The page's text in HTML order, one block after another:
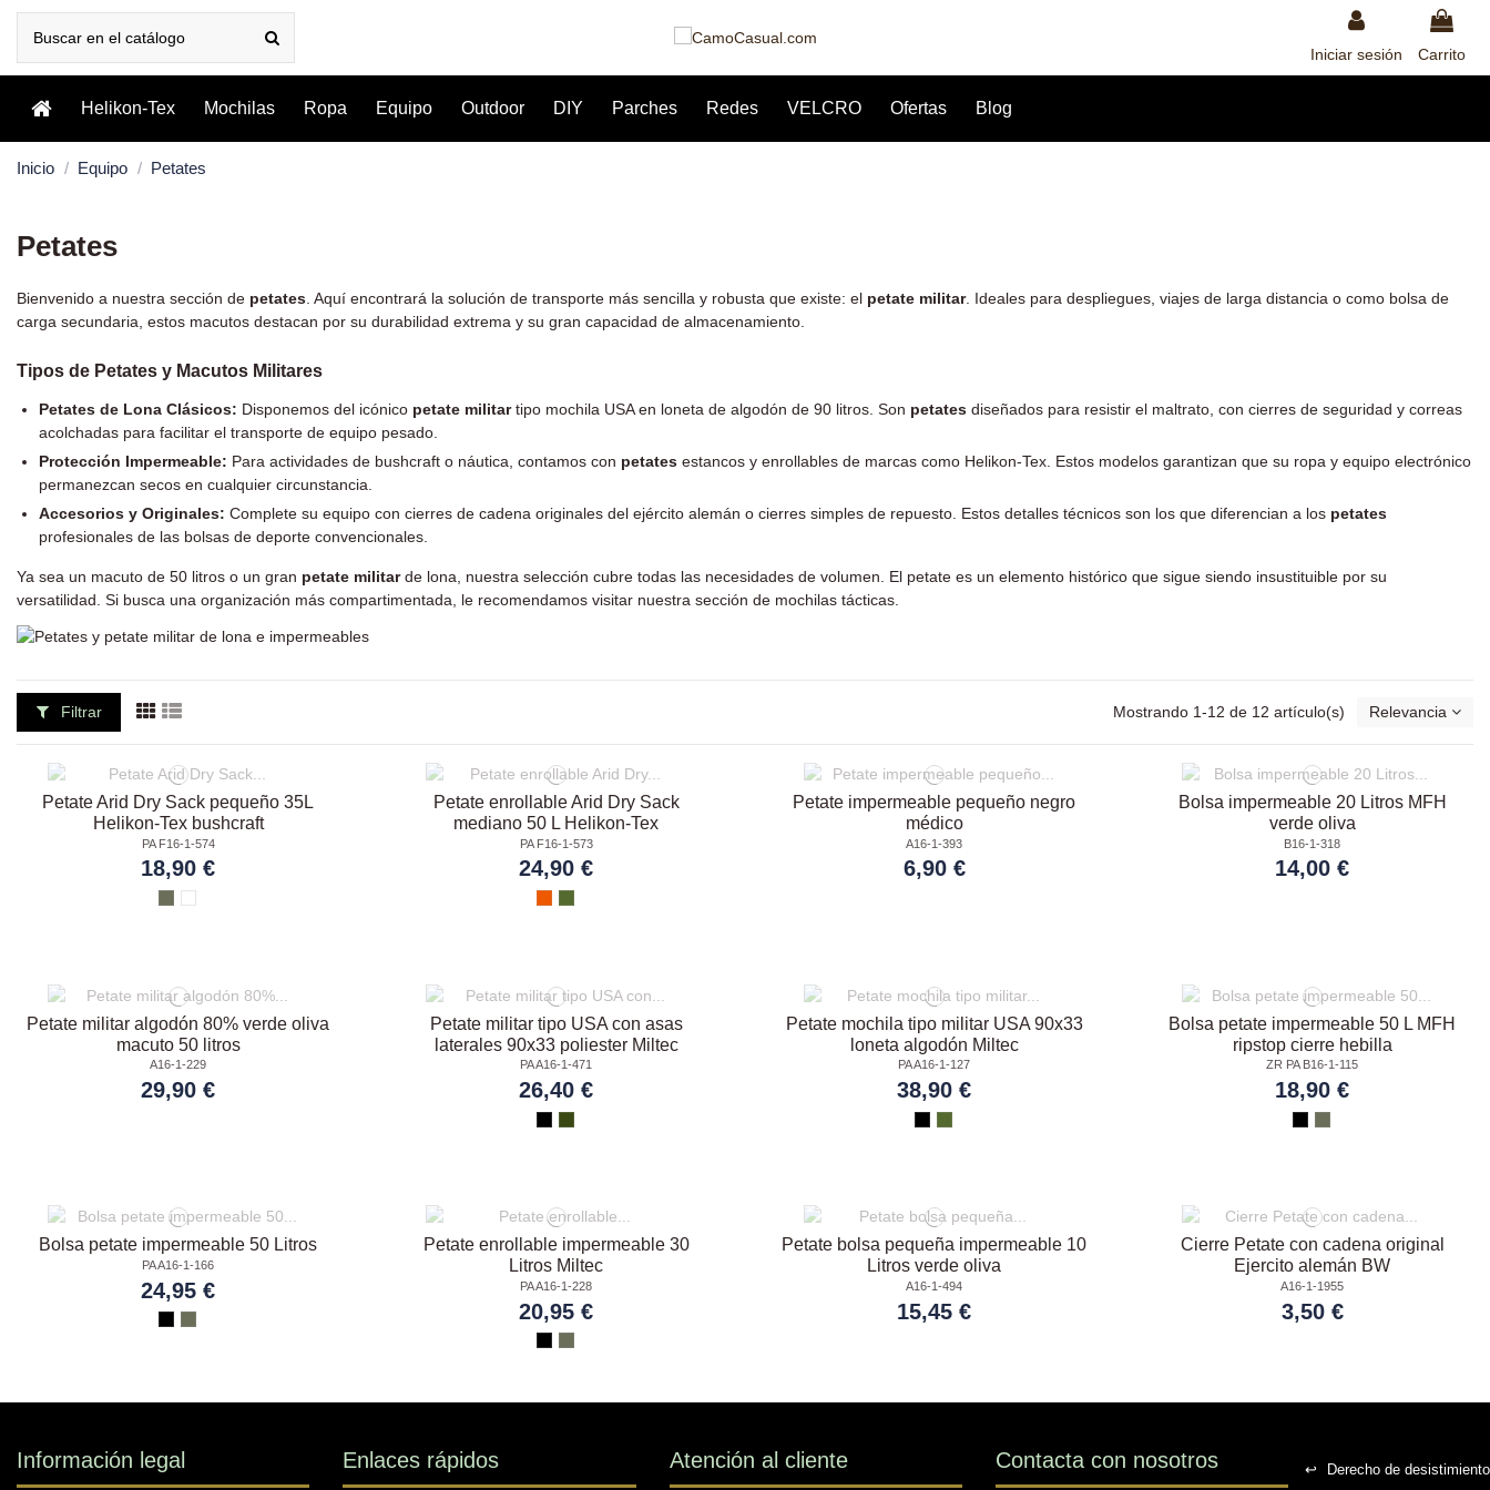
Iniciar sesión Carrito
Helikon-Tex Mochilas Ropa Equipo Outdoor DIY Parches Redes VELCRO Ofertas Blog
Inicio Equipo Petates
Petates
Bienvenido a nuestra sección de petates . Aquí encontrará la solución de transporte más sencilla y robusta que existe: el petate militar. Ideales para despliegues, viajes de larga distancia o como bolsa de
carga secundaria, estos macutos destacan por su durabilidad extrema y su gran capacidad de almacenamiento.
Tipos de Petates y Macutos Militares
Petates de Lona Clásicos: Disponemos del icónico petate militartipo mochila USA en loneta de algodón de 90 litros. Son petates diseñados para resistir el maltrato, con cierres de seguridad y correas
acolchadas para facilitar el transporte de equipo pesado.
Protección Impermeable: Para actividades de bushcraft o náutica, contamos con petates estancos y enrollables de marcas como Helikon-Tex . Estos modelos garantizan que su ropa y equipo electrónico
permanezcan secos en cualquier circunstancia.
Accesorios y Originales: Complete su equipo con cierres de cadena originales del ejército alemán o cierres simples de repuesto. Estos detalles técnicos son los que diferencian a los petates
profesionales de las bolsas de deporte convencionales.
Ya sea un macuto de 50 litros o un gran petate militarde lona, nuestra selección cubre todas las necesidades de volumen. El petate es un elemento histórico que sigue siendo insustituible por su
versatilidad. Si busca una organización más compartimentada, le recomendamos visitar nuestra sección de mochilas tácticas
Filtrar Mostrando 1-12 de 12 artículo(s) Relevancia
Petate Arid Dry Sack pequeño 35L
Helikon-Tex bushcraft
PA F16-1-574
18,90 €
Petate enrollable Arid Dry Sack
mediano 50 L Helikon-Tex
PA F16-1-573
24,90 €
Petate impermeable pequeño negro
médico
A16-1-393
6,90 €
Bolsa impermeable 20 Litros MFH
verde oliva
B16-1-318
14,00 €
Petate militar algodón 80% verde oliva
macuto 50 litros
A16-1-229
29,90 €
Petate militar tipo USA con asas
laterales 90x33 poliester Miltec
PA A16-1-471
26,40 €
Petate mochila tipo militar USA 90x33
loneta algodón Miltec
PA A16-1-127
38,90 €
Bolsa petate impermeable 50 L MFH
ripstop cierre hebilla
ZR PA B16-1-115
18,90 €
Bolsa petate impermeable 50 Litros
PA A16-1-166
24,95 €
Petate enrollable impermeable 30
Litros Miltec
PA A16-1-228
20,95 €
Petate bolsa pequeña impermeable 10
Litros verde oliva
A16-1-494
15,45 €
Cierre Petate con cadena original
Ejercito alemán BW
A16-1-1955
3,50 €
Información legal Enlaces rápidos Atención al cliente Contacta con nosotros ↩ Derecho de desistimiento